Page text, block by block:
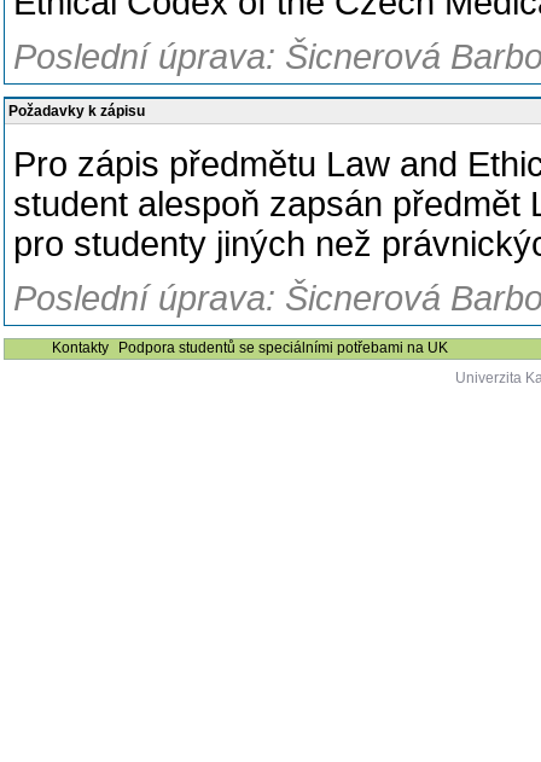
Poslední úprava: Šicnerová
Požadavky k zápisu
Pro zápis předmětu Law and
student alespoň zapsán předmět
pro studenty jiných než
Poslední úprava: Šicnerová
Kontakty
Podpora studentů se speciálními potřebami na UK
Univerzita